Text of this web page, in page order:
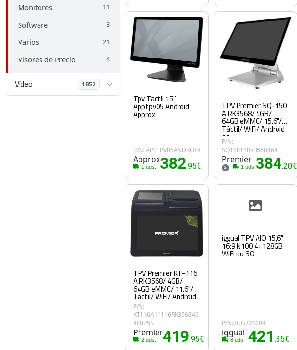
Monitores 11
Software 3
Varios 21
Visores de Precio 4
Vídeo 1852
Tpv Tactil 15''
Apptpv05 Android
Approx
P/N: APPTPV05ANDROID
Approx
1 uds. 382.95€
TPV Premier SQ-150
A RK3568/ 4GB/
64GB eMMC/ 15.6"/
Táctil/ WiFi/ Android
11
P/N:
SQ15011RK3568464
Premier
2 1 uds. 384.20€
TPV Premier KT-116
A RK3568/ 4GB/
64GB eMMC/ 11.6"/
Táctil/ WiFi/ Android
11
P/N:
KT116A11116RK356846
480P5S
Premier
2 uds. 419.95€
iggual TPV AIO 15,6"
16:9 N100 4+128GB
WiFi no SO
P/N: IGG320204
iggual
8 uds. 421.35€